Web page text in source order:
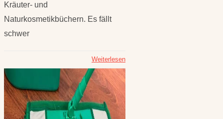
Kräuter- und
Naturkosmetikbüchern. Es fällt
schwer
Weiterlesen